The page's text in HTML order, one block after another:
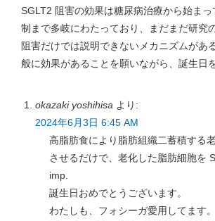
SGLT2 阻害の効果は糖尿病治療から始ま
制まで多岐にわたっており、まだまだ研究
阻害だけでは説明できないメカニズムがあ
般に効果があることを願いながら、誕生日
okazaki yoshihisa より:
2024年6月3日 6:45 AM
高脂肪食により脂肪組織二蓄積する
させるだけで、老化した脂肪細胞を
imp.
誕生日おめでとうございます。
わたしも、フォシーガ愛用してます。